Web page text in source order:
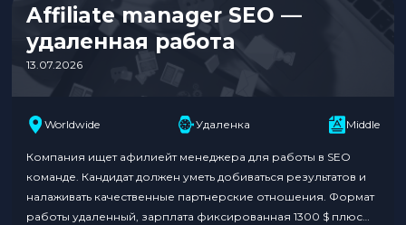
успеха. Формат работы удаленный. Требования к кандидату:
Условия: Откликнуться по…
Affiliate manager SEO —
удаленная работа
13.07.2026
Worldwide Удаленка Middle
Компания ищет афилиейт менеджера для работы в SEO
команде. Кандидат должен уметь добиваться результатов и
налаживать качественные партнерские отношения. Формат
работы удаленный, зарплата фиксированная 1300 $ плюс